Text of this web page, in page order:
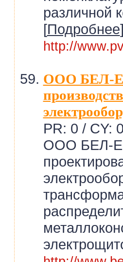
различной
[Подробнее
http://
ООО БЕЛ-
PR: 0 / CY:
ООО БЕЛ-